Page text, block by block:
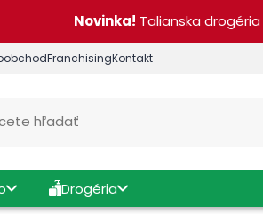
Novinka! Talianska
FranchisingKontakt
Drogéria